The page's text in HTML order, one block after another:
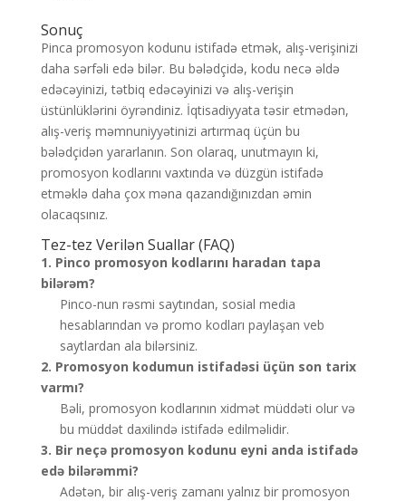
Sonuç
Pinca promosyon kodunu istifadə etmək, alış-verişinizi
daha sərfəli edə bilər. Bu bələdçidə, kodu necə əldə
edəcəyinizi, tətbiq edəcəyinizi və alış-verişin
üstünlüklərini öyrəndiniz. İqtisadiyyata təsir etmədən,
alış-veriş məmnuniyyətinizi artırmaq üçün bu
bələdçidən yararlanın. Son olaraq, unutmayın ki,
promosyon kodlarını vaxtında və düzgün istifadə
etməklə daha çox məna qazandığınızdan əmin
olacaqsınız.
Tez-tez Verilən Suallar (FAQ)
1. Pinco promosyon kodlarını haradan tapa
bilərəm?
Pinco-nun rəsmi saytından, sosial media
hesablarından və promo kodları paylaşan veb
saytlardan ala bilərsiniz.
2. Promosyon kodumun istifadəsi üçün son tarix
varmı?
Bəli, promosyon kodlarının xidmət müddəti olur və
bu müddət daxilində istifadə edilməlidir.
3. Bir neçə promosyon kodunu eyni anda istifadə
edə bilərəmmi?
Adətən, bir alış-veriş zamanı yalnız bir promosyon